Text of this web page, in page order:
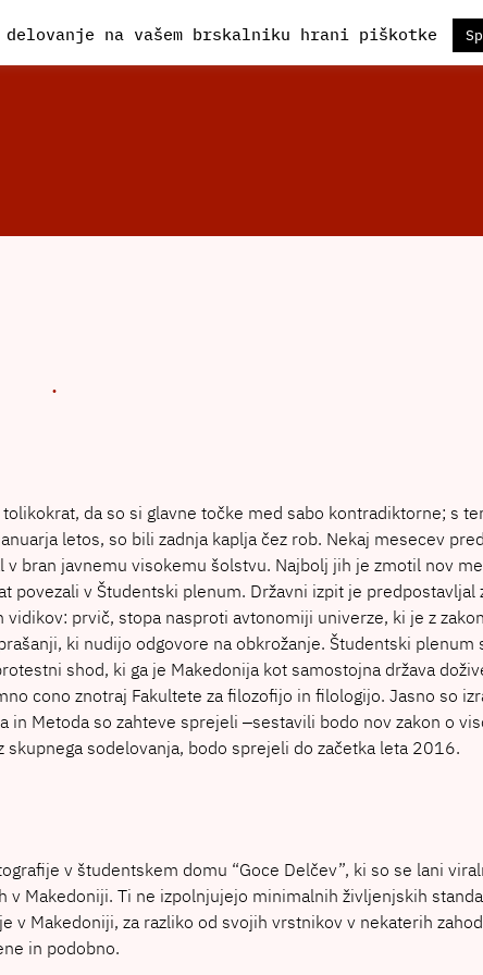
da so si glavne točke med sabo kontradiktorne; s
letos, so bili zadnja kaplja čez rob. Nekaj mesecev
bran javnemu visokemu šolstvu. Najbolj jih je zmotil nov
v Študentski plenum. Državni izpit je predpostavljal
prvič, stopa nasproti avtonomiji univerze, ki je z
ki nudijo odgovore na obkrožanje. Študentski plenum
shod, ki ga je Makedonija kot samostojna država
cono znotraj Fakultete za filozofijo in filologijo. Jasno so
Metoda so zahteve sprejeli ‒sestavili bodo nov zakon o
sodelovanja, bodo sprejeli do začetka leta 2016.
v študentskem domu “Goce Delčev”, ki so se lani
Makedoniji. Ti ne izpolnjujejo minimalnih življenjskih
Makedoniji, za razliko od svojih vrstnikov v nekaterih
in podobno.
na vašem brskalniku hrani piškotke